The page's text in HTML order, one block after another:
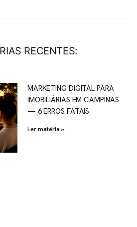
RECENTES:
MARKETING DIGITAL PARA
IMOBILIÁRIAS EM CAMPINAS
— 6 ERROS FATAIS
Ler matéria »